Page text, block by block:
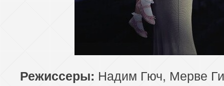
78 серия
79 серия
82 серия
83 серия
Режиссеры: Надим Гюч, Мерве